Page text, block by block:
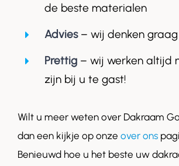
de beste materialen
Advies– wij denken
Prettig– wij werken altijd
zijn bij u te gast!
Wilt u meer weten over Dakraam
dan een kijkje op onze over ons
Benieuwd hoe u het beste uw